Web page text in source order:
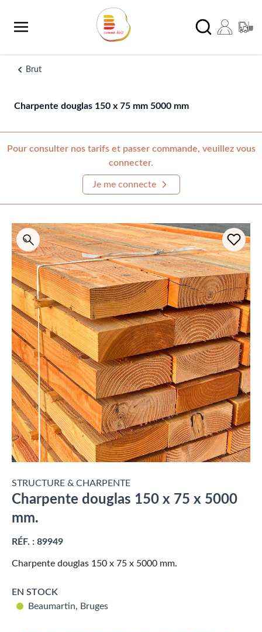
Chercher
Brut
Charpente douglas 150 x 75 mm 5000 mm
Pour consulter nos tarifs et passer commande, veuillez vous
connecter.
Je me connecte
STRUCTURE & CHARPENTE
Charpente douglas 150 x 75 x 5000
mm.
RÉF. : 89949
Charpente douglas 150 x 75 x 5000 mm.
EN STOCK
Beaumartin, Bruges